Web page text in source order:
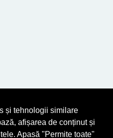
și tehnologii similare
afișarea de conținut și
Apasă "Permite toate"